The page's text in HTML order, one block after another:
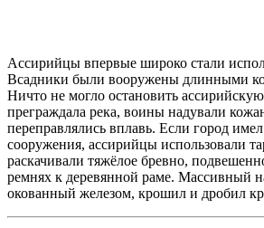
Ассирийцы впервые широко стали
Всадники были вооружены длинными
Ничто не могло остановить
преграждала река, воины надували
переправлялись вплавь. Если город
сооружения, ассирийцы использовали
раскачивали тяжёлое бревно,
ремнях к деревянной раме. Массивный
окованный железом, крошил и дробил